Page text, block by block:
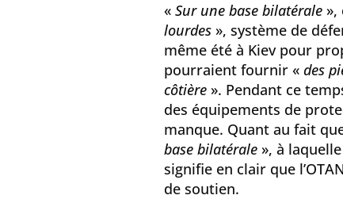
« Sur une base bilatérale»,
lourdes», système de
même été à Kiev pour
pourraient fournir « des
côtière». Pendant ce
des équipements de
manque. Quant au fait
base bilatérale», à
signifie en clair que
de soutien.